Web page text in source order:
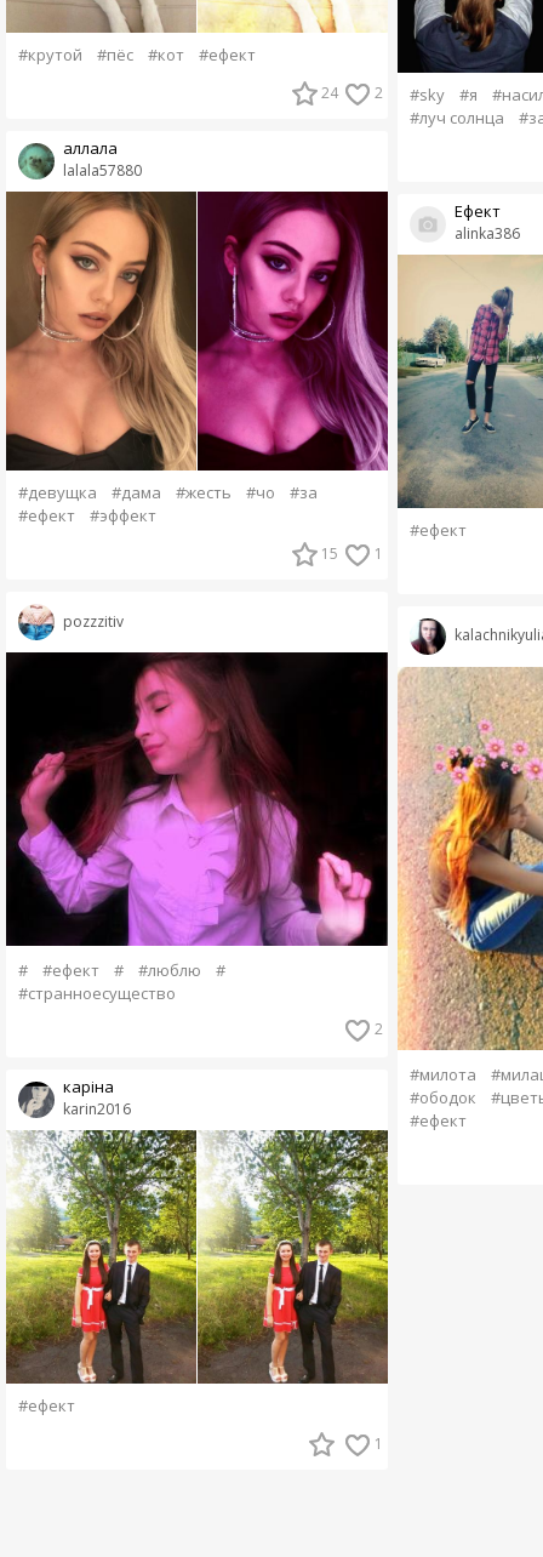
#крутой #пёс #кот #ефект
24 2
lalala57880
аллала
#девущка #дама #жесть #чо
#за
#ефект
#эффект
15 1
pozzzitiv
# #ефект # #люблю
#
#странноесущество
2
karin2016
каріна
#ефект
1
#sky #я
#луч солнца
alinka386
Ефект
#ефект
#милота
#ободок
#ефект